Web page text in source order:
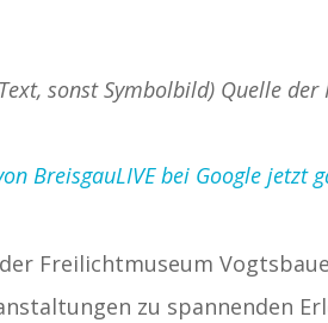
sonst Symbolbild) Quelle
BreisgauLIVE bei Google
Freilichtmuseum
zu spannenden